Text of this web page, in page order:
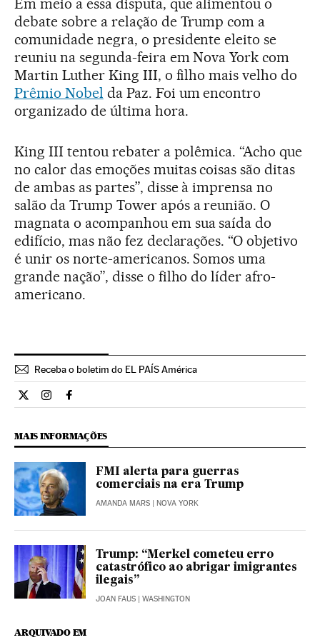
Em meio a essa disputa, que alimentou o
debate sobre a relação de Trump com a
comunidade negra, o presidente eleito se
reuniu na segunda-feira em Nova York com
Martin Luther King III, o filho mais velho do
Prêmio Nobel da Paz. Foi um encontro
organizado de última hora.
King III tentou rebater a polêmica. “Acho que
no calor das emoções muitas coisas são ditas
de ambas as partes”, disse à imprensa no
salão da Trump Tower após a reunião. O
magnata o acompanhou em sua saída do
edifício, mas não fez declarações. “O objetivo
é unir os norte-americanos. Somos uma
grande nação”, disse o filho do líder afro-
americano.
Receba o boletim do EL PAÍS América
Internacional El País Brasil en Twitter
Internacional El País Brasil en Instagram
Internacional El País Brasil en Facebook
MAIS INFORMAÇÕES
FMI alerta para guerras
comerciais na era Trump
AMANDA MARS | NOVA YORK
Trump: “Merkel cometeu erro
catastrófico ao abrigar imigrantes
ilegais”
JOAN FAUS | WASHINGTON
ARQUIVADO EM